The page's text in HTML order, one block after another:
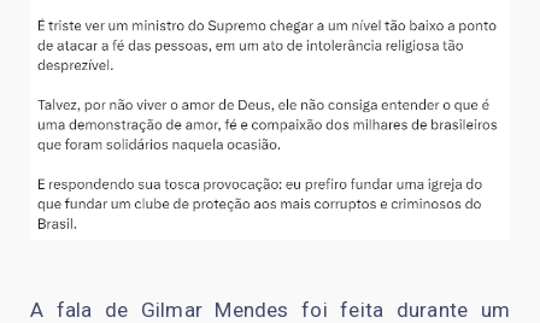
A fala de Gilmar Mendes foi feita durante um